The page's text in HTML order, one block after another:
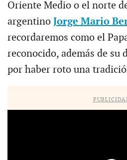
Oriente Medio o el norte
argentino Jorge Mario
recordaremos como el
reconocido, además de su
por haber roto una